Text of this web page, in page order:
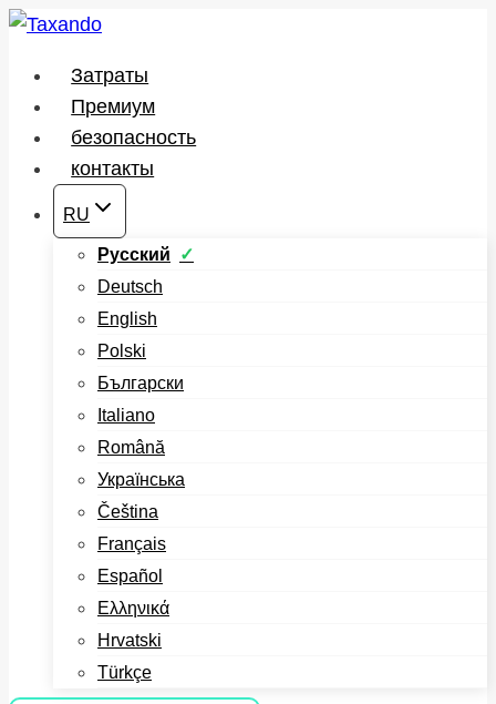
Перейти
содержимому
Затраты
Премиум
безопасность
контакты
RU
Русский
Deutsch
English
Polski
Български
Italiano
Română
Українська
Čeština
Français
Español
Ελληνικά
Hrvatski
Türkçe